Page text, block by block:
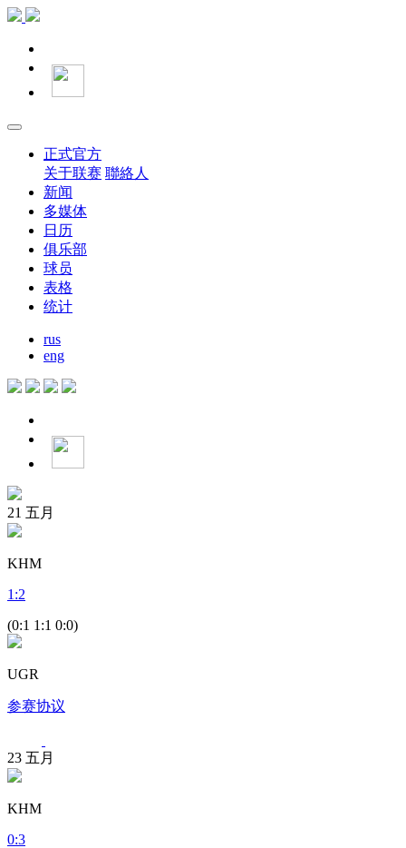
正式官方
关于联赛 聯絡人
新闻
多媒体
日历
俱乐部
球员
表格
统计
rus
eng
21 五月
KHM
1 :2
(0:1 1:1 0:0)
UGR
参赛协议
23 五月
KHM
0:3